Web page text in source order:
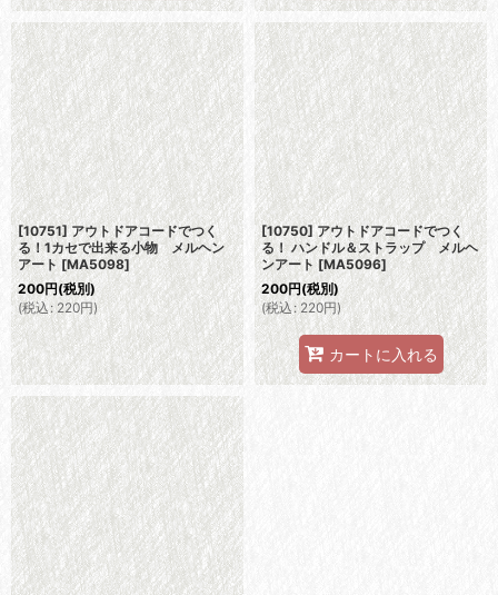
[10751] アウトドアコードでつく
る！1カセで出来る小物 メルヘン
アート [MA5098]
200円(税別)
(税込: 220円)
[10750] アウトドアコードでつく
る！ ハンドル＆ストラップ メルヘ
ンアート [MA5096]
200円(税別)
(税込 : 220円)
カートに入れる